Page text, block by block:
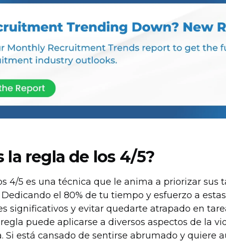
la regla de los 4/5?
4/5 es una técnica que le anima a priorizar sus
el 80% de tu tiempo y esfuerzo a
significativos y evitar quedarte atrapado en
puede aplicarse a diversos aspectos de la
Si está cansado de sentirse abrumado y quiere